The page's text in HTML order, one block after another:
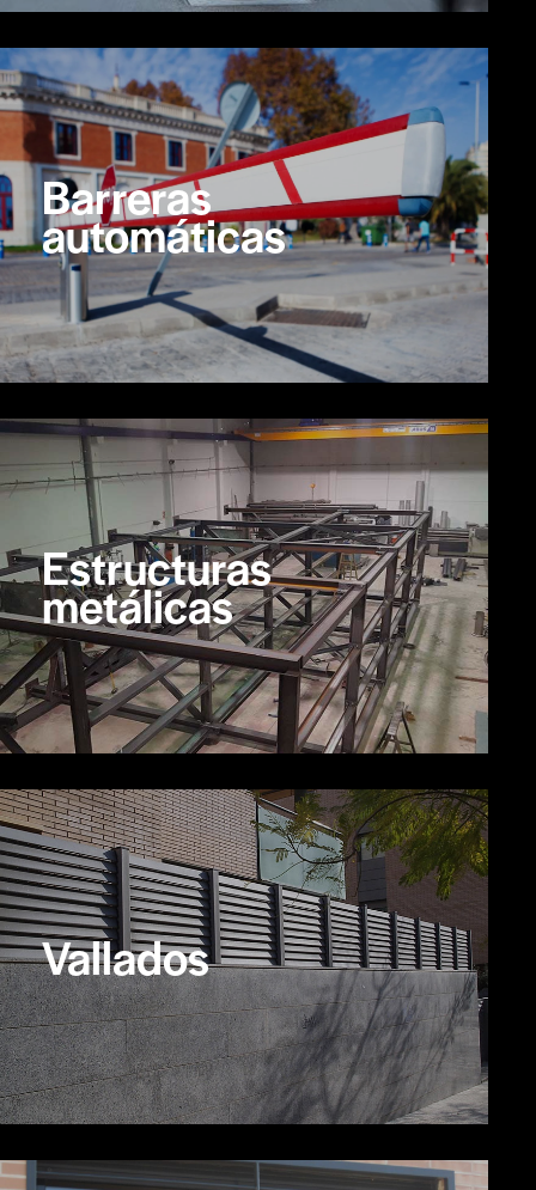
Barreras
automáticas
Estructuras
metálicas
Vallados